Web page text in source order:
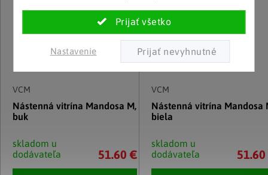
Nastavenie
VCM
Nástenná vitrína Mandosa M,
buk
skladom u
dodávateľa
51.60 €
VCM
Nástenná vitrína Mandosa
biela
skladom u
dodávateľa